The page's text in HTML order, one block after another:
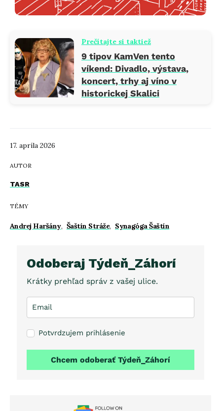
17. apríla 2026
AUTOR
TASR
TÉMY
Andrej Haršány, Šaštín Stráže, Synagóga Šaštín
Prečítajte si taktiež
9 tipov KamVen tento
víkend: Divadlo, výstava,
koncert, trhy aj víno v
historickej Skalici
Odoberaj Týdeň_Záhorí
Krátky prehľad správ z vašej ulice.
Potvrdzujem prihlásenie
Chcem odoberať Týdeň_Záhorí